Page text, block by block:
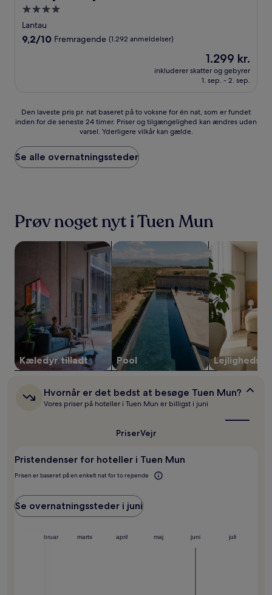
4.0-
stjernet
overnatningssted
Lantau
9.2
9,2/10 Fremragende (1.292 anmeldelser)
Prisen
er
1.299 kr.
1.299 kr.
inkluderer skatter og gebyrer
1. sep. - 2. sep.
Den
laveste
pr.
nat
baseret
én
som
seneste
24
timer.
Priser
tilgængelighed
uden
Den laveste pris pr. nat baseret på to voksne for én nat, som er fundet
inden for de seneste 24 timer. Priser og tilgængelighed kan ændres uden
varsel. Yderligere vilkår kan gælde.
Se alle overnatningssteder
Prøv noget nyt i Tuen Mun
Kæledyr tilladt
Søg efter kæledyrsvenlige overnatningssteder
Pool
Søg efter overnatningssteder med
Søg efter
Hvornår
er
Mun?
Hvornår er det bedst at besøge Tuen Mun?
Vores priser på hoteller i Tuen Mun er billigst i juni
PriserVejr
Pristendenser for hoteller i Tuen Mun
Prisen er baseret på en enkelt nat for to rejsende
Se overnatningssteder i juni
februar marts april maj juni juli